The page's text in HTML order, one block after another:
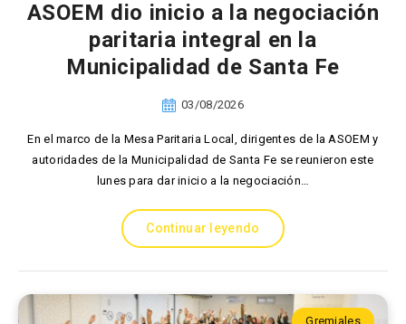
ASOEM dio inicio a la negociación
paritaria integral en la
Municipalidad de Santa Fe
03/08/2026
En el marco de la Mesa Paritaria Local, dirigentes de la ASOEM y
autoridades de la Municipalidad de Santa Fe se reunieron este
lunes para dar inicio a la negociación…
Continuar leyendo
Gremiales